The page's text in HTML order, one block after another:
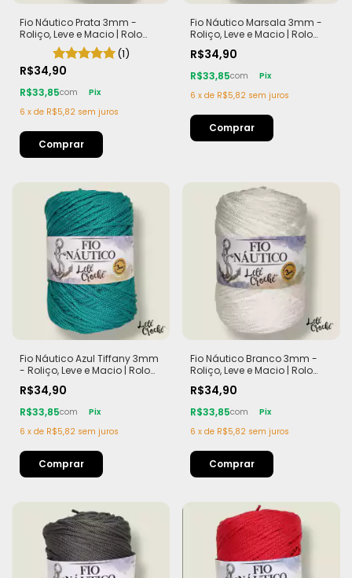
Fio Náutico Prata 3mm -
Roliço, Leve e Macio | Rolo
com 200m (440g)
(1)
R$34,90
R$33,85com
Pix
6 x de R$5,82 sem juros
Fio Náutico Marsala 3mm -
Roliço, Leve e Macio | Rolo
R$34,90
R$33,85com
Pix
6 x de R$5,82 sem juros
Fio Náutico Azul Tiffany 3mm
- Roliço, Leve e Macio | Rolo
R$34,90
R$33,85com
Pix
6 x de R$5,82 sem juros
Fio Náutico Branco 3mm -
Roliço, Leve e Macio | Rolo
R$34,90
R$33,85com
Pix
6 x de R$5,82 sem juros